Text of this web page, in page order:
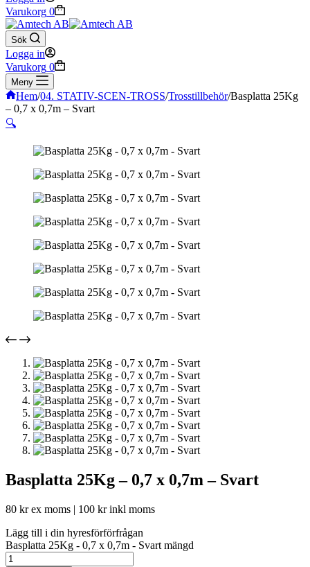
Varukorg 0
Sök
Logga in
Varukorg 0
Meny
Hem/04. STATIV-SCEN-TROSS/Trosstillbehör/Basplatta 25Kg
– 0,7 x 0,7m – Svart
🔍
Basplatta 25Kg – 0,7 x 0,7m – Svart
80 krex moms | 100 krinkl moms
Lägg till i din hyresförförfrågan
Basplatta 25Kg - 0,7 x 0,7m - Svart mängd